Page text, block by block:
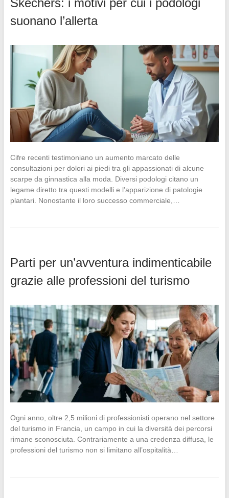
suonano l’allerta
Cifre recenti testimoniano un aumento marcato delle
consultazioni per dolori ai piedi tra gli appassionati di alcune
scarpe da ginnastica alla moda. Diversi podologi citano un
legame diretto tra questi modelli e l’apparizione di patologie
plantari. Nonostante il loro successo commerciale,…
Parti per un’avventura indimenticabile
grazie alle professioni del turismo
Ogni anno, oltre 2,5 milioni di professionisti operano nel settore
del turismo in Francia, un campo in cui la diversità dei percorsi
rimane sconosciuta. Contrariamente a una credenza diffusa, le
professioni del turismo non si limitano all’ospitalità…